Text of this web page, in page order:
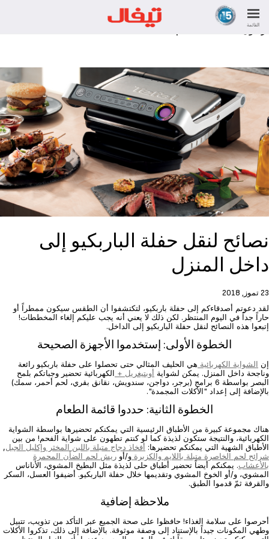
اليكم افضل طريقة للشوي عند تغير الطقس داخل المنزل بخطوات
بسيطة وعملية جدا خاصة اذا كنتم قد دعوتم ضيوفكم واحبائكم ولا
تريدون الغاء مخططاتكم
القائمة
نصائح لنقل حفلة الباربكيو إلى
داخل المنزل
23 تموز, 2018
لقد دعوتم أصدقاءكم إلى حفلة باربكيو، لتكتشفوا أن الطقس سيكون ممطراً أو
حاراً جداً في اليوم المنتظر. لكن ذلك لا يعني أنه يجب عليكم إلغاء المخططات!
إتبعوا هذه النصائح لنقل حفلة الباربكيو إلى الداخل.
الخطوة الأولى: إستخدموا الأجهزة الصحيحة
إن الشواية الكهربائية هي الحليف المثالي حتى تحصلوا على حفلة باربكيو رائعة
وناجحة داخل المنزل. يمكن لشواية أوبتيغريل + الكهربائية تحضير وجباتكم بلمح
البصر بواسطة 6 برامج (برجر، دواجن، سندويش، نقانق بقري، لحم أحمر، سمك)
بالإضافة إلى إعداد "الأكلات المجمدة".
الخطوة الثانية: حددوا قائمة الطعام
هناك مجموعة كبيرة من الأطباق الرئيسية التي يمكنكم تحضيرها بواسطة الشواية
الكهربائية، والنتيجة ستكون لذيذة كما لو كنتم تطهون على شواية الفحم! من بين
الأطباق الشهية التي يمكنكم تحضيرها: أفخاذ دجاج متبلة باللبن المخثر وإكليل الجبل,
شرائح لحم الخاصرة متبلة باللايم والكزبرة و/أو ريش لحم الضأن المحمرة
بالأعشاب. يمكنكم أيضاً تحضير أطباق حلى لذيذة مثل البطيخ المشوي، الأناناس
المشوي، و/أو الخوخ المشوي وتقديمها خلال حفلة الباربكيو. أضيفوا العسل، السكر
والقرفة ثمّ قدموا الطبق.
ملاحظة إضافية
أحرصوا على سلامة الغذاء! حافظوا على صحة الجميع عبر التأكد من تذويب، تتبيل
وطهي المكونات جيداً بالإستناد إلى وصفة موثوقة. بالإضافة إلى ذلك، تذكروا الأكلات